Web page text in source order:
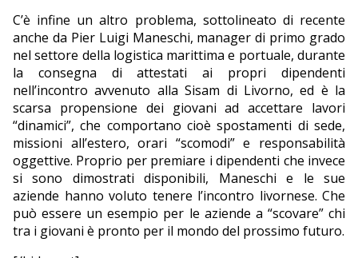
C’è infine un altro problema, sottolineato di recente
anche da Pier Luigi Maneschi, manager di primo grado
nel settore della logistica marittima e portuale, durante
la consegna di attestati ai propri dipendenti
nell’incontro avvenuto alla Sisam di Livorno, ed è la
scarsa propensione dei giovani ad accettare lavori
“dinamici”, che comportano cioè spostamenti di sede,
missioni all’estero, orari “scomodi” e responsabilità
oggettive. Proprio per premiare i dipendenti che invece
si sono dimostrati disponibili, Maneschi e le sue
aziende hanno voluto tenere l’incontro livornese. Che
può essere un esempio per le aziende a “scovare” chi
tra i giovani è pronto per il mondo del prossimo futuro.